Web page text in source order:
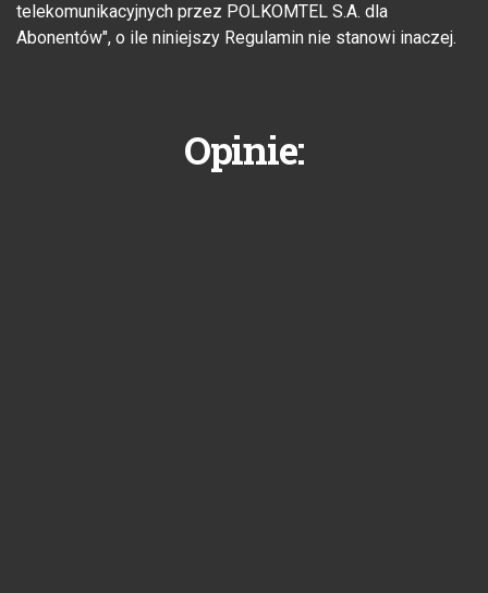
telekomunikacyjnych przez POLKOMTEL S.A. dla
Abonentów", o ile niniejszy Regulamin nie stanowi inaczej.
Opinie: